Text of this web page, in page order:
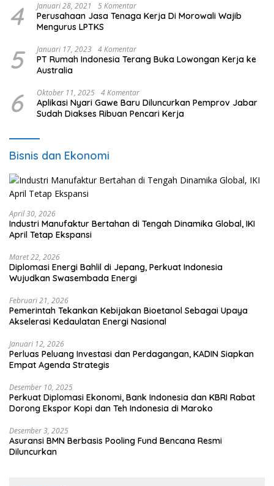
4 Januari 28, 2021 5 Komentar
Perusahaan Jasa Tenaga Kerja Di Morowali Wajib
Mengurus LPTKS
5 Januari 17, 2023 4 Komentar
PT Rumah Indonesia Terang Buka Lowongan Kerja ke
Australia
6 Oktober 11, 2025 4 Komentar
Aplikasi Nyari Gawe Baru Diluncurkan Pemprov Jabar
Sudah Diakses Ribuan Pencari Kerja
Bisnis dan Ekonomi
April 30, 2026
Industri Manufaktur Bertahan di Tengah Dinamika Global, IKI
April Tetap Ekspansi
Maret 22, 2026
Diplomasi Energi Bahlil di Jepang, Perkuat Indonesia
Wujudkan Swasembada Energi
Februari 21, 2026
Pemerintah Tekankan Kebijakan Bioetanol Sebagai Upaya
Akselerasi Kedaulatan Energi Nasional
Januari 12, 2026
Perluas Peluang Investasi dan Perdagangan, KADIN Siapkan
Empat Agenda Strategis
Desember 10, 2025
Perkuat Diplomasi Ekonomi, Bank Indonesia dan KBRI Rabat
Dorong Ekspor Kopi dan Teh Indonesia di Maroko
Desember 3, 2025
Asuransi BMN Berbasis Pooling Fund Bencana Resmi
Diluncurkan